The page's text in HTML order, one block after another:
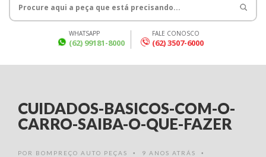
WHATSAPP
(62) 99181-8000
FALE CONOSCO
(62) 3507-6000
CUIDADOS-BASICOS-COM-O-
CARRO-SAIBA-O-QUE-FAZER
POR BOMPREÇO AUTO PEÇAS • 9 ANOS ATRÁS •